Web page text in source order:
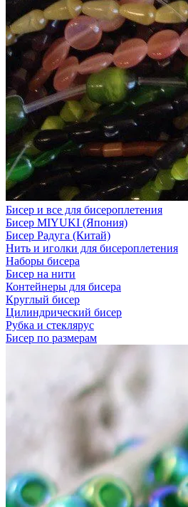
Бисер и все для бисероплетения
Бисер MIYUKI (Япония)
Бисер Радуга (Китай)
Нить и иголки для бисероплетения
Наборы бисера
Бисер на нити
Контейнеры для бисера
Круглый бисер
Цилиндрический бисер
Рубка и стеклярус
Бисер по размерам